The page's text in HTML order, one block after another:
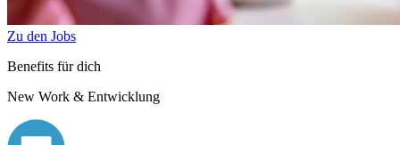
Zu den Jobs
Benefits für dich
New Work & Entwicklung